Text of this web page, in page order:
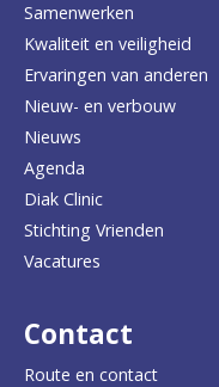
r
u
g
n
a
a
d
e
Samenwerken
Kwaliteit en veiligheid
Ervaringen van anderen
Nieuw- en verbouw
Nieuws
Agenda
Diak Clinic
Stichting Vrienden
Vacatures
Contact
Route en contact